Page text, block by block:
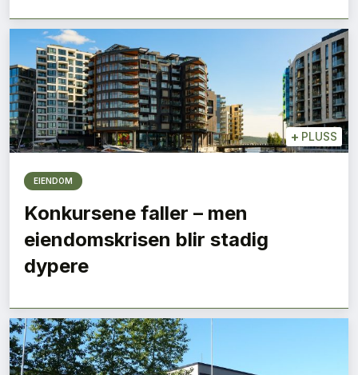
+ PLUSS
EIENDOM
Konkursene faller – men
eiendomskrisen blir stadig
dypere